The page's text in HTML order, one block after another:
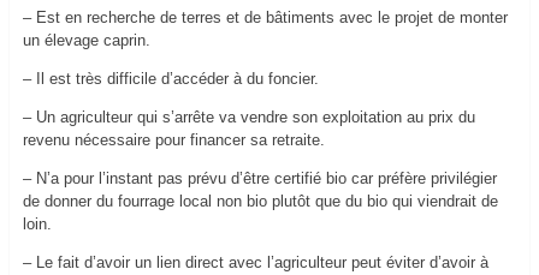
– Est en recherche de terres et de bâtiments avec le projet de monter
un élevage caprin.
– Il est très difficile d’accéder à du foncier.
– Un agriculteur qui s’arrête va vendre son exploitation au prix du
revenu nécessaire pour financer sa retraite.
– N’a pour l’instant pas prévu d’être certifié bio car préfère privilégier
de donner du fourrage local non bio plutôt que du bio qui viendrait de
loin.
– Le fait d’avoir un lien direct avec l’agriculteur peut éviter d’avoir à